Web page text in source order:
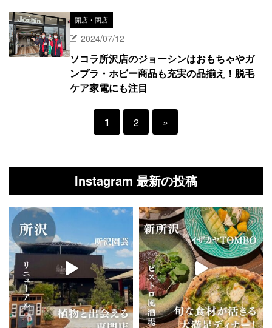
開店・閉店
2024/07/12
ソコラ所沢店のジョーシンはおもちゃやガ
ンプラ・ホビー商品も充実の品揃え！脱毛
ケア家電にも注目
1 2 »
Instagram 最新の投稿